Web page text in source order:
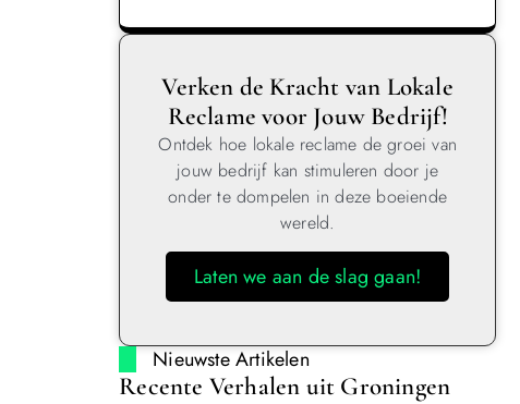
Verken de Kracht van Lokale
Reclame voor Jouw Bedrijf!
Ontdek hoe lokale reclame de groei van
jouw bedrijf kan stimuleren door je
onder te dompelen in deze boeiende
wereld.
Laten we aan de slag gaan!
Nieuwste Artikelen
Recente Verhalen uit Groningen